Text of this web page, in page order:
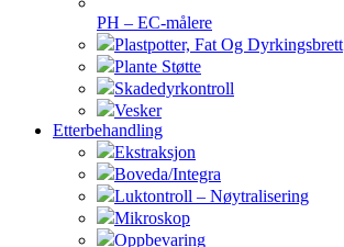
PH – EC-målere
Plastpotter, Fat Og Dyrkingsbrett
Plante Støtte
Skadedyrkontroll
Vesker
Etterbehandling
Ekstraksjon
Boveda/Integra
Luktontroll – Nøytralisering
Mikroskop
Oppbevaring